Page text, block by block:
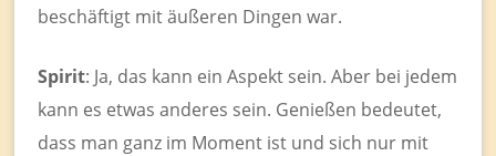
beschäftigt mit äußeren Dingen war.
Spirit: Ja, das kann ein Aspekt sein. Aber bei jedem
kann es etwas anderes sein. Genießen bedeutet,
dass man ganz im Moment ist und sich nur mit